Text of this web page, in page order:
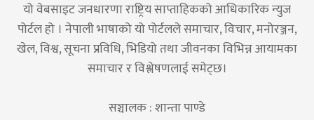
यो वेबसाइट जनधारणा राष्ट्रिय साप्ताहिकको आधिकारिक न्युज
पोर्टल हो । नेपाली भाषाको यो पोर्टलले समाचार, विचार, मनोरञ्जन,
खेल, विश्व, सूचना प्रविधि, भिडियो तथा जीवनका विभिन्न आयामका
समाचार र विश्लेषणलाई समेट्छ।
सञ्चालक : शान्ता पाण्डे